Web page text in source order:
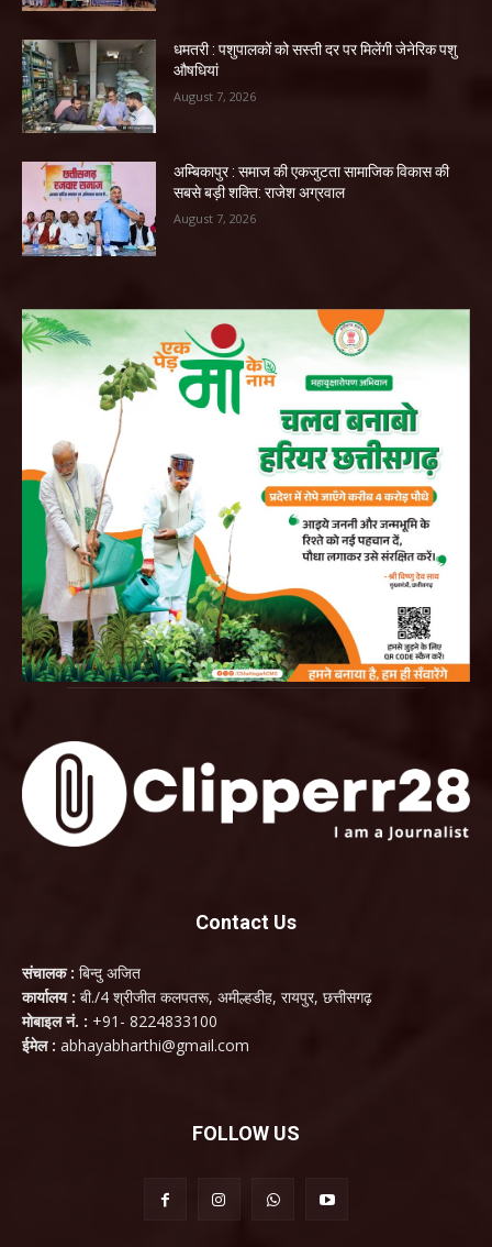
धमतरी : पशुपालकों को सस्ती दर पर मिलेंगी जेनेरिक पशु
औषधियां
August 7, 2026
अम्बिकापुर : समाज की एकजुटता सामाजिक विकास की
सबसे बड़ी शक्ति: राजेश अग्रवाल
August 7, 2026
Contact Us
संचालक : बिन्दु अजित
कार्यालय : बी./4 श्रीजीत कलपतरू, अमील्हडीह, रायपुर, छत्तीसगढ़
मोबाइल नं. : +91- 8224833100
ईमेल : abhayabharthi@gmail.com
FOLLOW US